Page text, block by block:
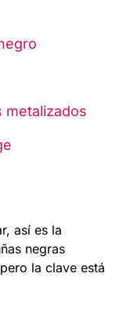
metalizados
así es la
negras
la clave está